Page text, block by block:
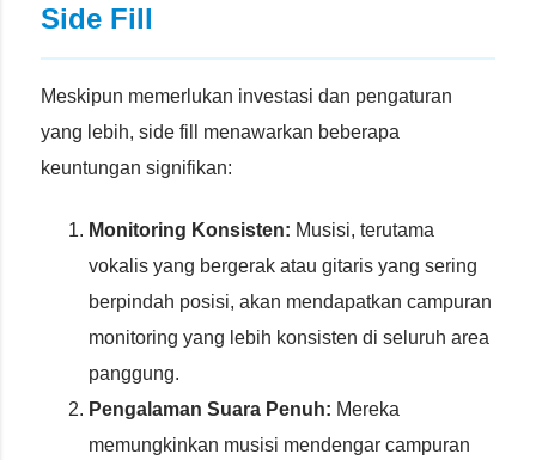
Side Fill
Meskipun memerlukan investasi dan pengaturan
yang lebih, side fill menawarkan beberapa
keuntungan signifikan:
Monitoring Konsisten: Musisi, terutama
vokalis yang bergerak atau gitaris yang sering
berpindah posisi, akan mendapatkan campuran
monitoring yang lebih konsisten di seluruh area
panggung.
Pengalaman Suara Penuh: Mereka
memungkinkan musisi mendengar campuran